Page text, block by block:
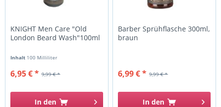
KNIGHT Men Care "Old
London Beard Wash"100ml
Inhalt 100 Milliliter
9,99 € *
6,95 € *
In den
Barber Sprühflasche 300ml,
braun
9,99 € *
6,99 € *
In den